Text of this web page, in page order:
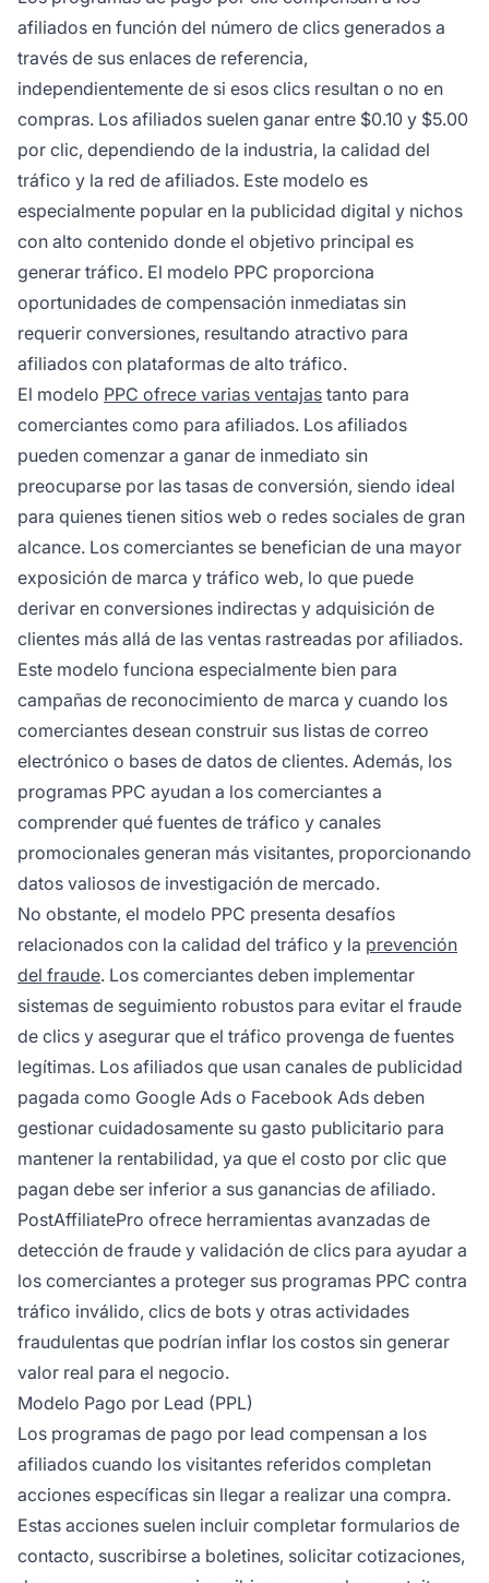
afiliados en función del número de clics generados a
través de sus enlaces de referencia,
independientemente de si esos clics resultan o no en
compras. Los afiliados suelen ganar entre $0.10 y $5.00
por clic, dependiendo de la industria, la calidad del
tráfico y la red de afiliados. Este modelo es
especialmente popular en la publicidad digital y nichos
con alto contenido donde el objetivo principal es
generar tráfico. El modelo PPC proporciona
oportunidades de compensación inmediatas sin
requerir conversiones, resultando atractivo para
afiliados con plataformas de alto tráfico.
El modelo PPC ofrece varias ventajas tanto para
comerciantes como para afiliados. Los afiliados
pueden comenzar a ganar de inmediato sin
preocuparse por las tasas de conversión, siendo ideal
para quienes tienen sitios web o redes sociales de gran
alcance. Los comerciantes se benefician de una mayor
exposición de marca y tráfico web, lo que puede
derivar en conversiones indirectas y adquisición de
clientes más allá de las ventas rastreadas por afiliados.
Este modelo funciona especialmente bien para
campañas de reconocimiento de marca y cuando los
comerciantes desean construir sus listas de correo
electrónico o bases de datos de clientes. Además, los
programas PPC ayudan a los comerciantes a
comprender qué fuentes de tráfico y canales
promocionales generan más visitantes, proporcionando
datos valiosos de investigación de mercado.
No obstante, el modelo PPC presenta desafíos
relacionados con la calidad del tráfico y la prevención
del fraude. Los comerciantes deben implementar
sistemas de seguimiento robustos para evitar el fraude
de clics y asegurar que el tráfico provenga de fuentes
legítimas. Los afiliados que usan canales de publicidad
pagada como Google Ads o Facebook Ads deben
gestionar cuidadosamente su gasto publicitario para
mantener la rentabilidad, ya que el costo por clic que
pagan debe ser inferior a sus ganancias de afiliado.
PostAffiliatePro ofrece herramientas avanzadas de
detección de fraude y validación de clics para ayudar a
los comerciantes a proteger sus programas PPC contra
tráfico inválido, clics de bots y otras actividades
fraudulentas que podrían inflar los costos sin generar
valor real para el negocio.
Modelo Pago por Lead (PPL)
Los programas de pago por lead compensan a los
afiliados cuando los visitantes referidos completan
acciones específicas sin llegar a realizar una compra.
Estas acciones suelen incluir completar formularios de
contacto, suscribirse a boletines, solicitar cotizaciones,